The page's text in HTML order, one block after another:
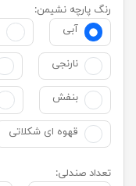
رنگ پارچه نشیمن:
آبی
نارنجی
بنفش
قهوه ای شکلاتی
تعداد صندلی: